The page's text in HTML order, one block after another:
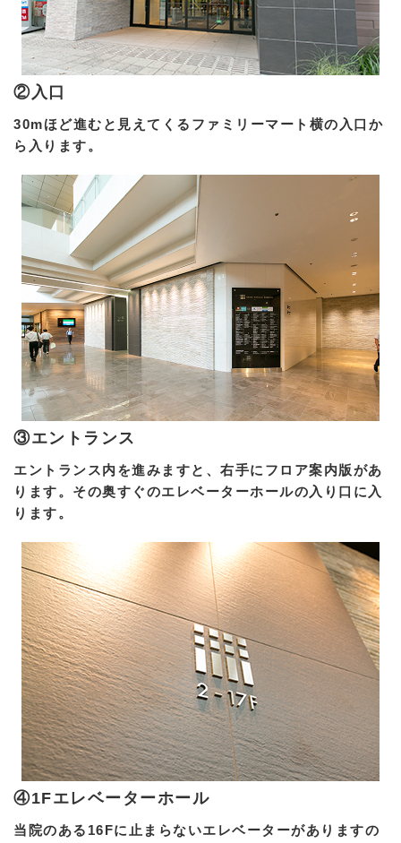
②入口
30mほど進むと見えてくるファミリーマート横の入口か
ら入ります。
③エントランス
エントランス内を進みますと、右手にフロア案内版があ
ります。その奥すぐのエレベーターホールの入り口に入
ります。
④1Fエレベーターホール
当院のある16Fに止まらないエレベーターがありますの